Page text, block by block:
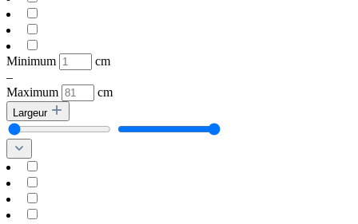
Minimum
cm
–
Maximum
cm
Largeur